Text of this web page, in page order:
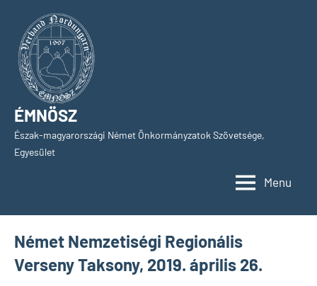
content
ÉMNÖSZ
Észak-magyarországi Német Önkormányzatok Szövetsége,
Egyesület
Menu
Német Nemzetiségi Regionális
Verseny Taksony, 2019. április 26.